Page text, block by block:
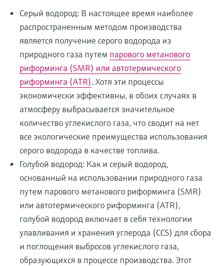
Серый водород: В настоящее время наиболее
распространенным методом производства
является получение серого водорода из
природного газа путем парового метанового
риформинга (SMR) или автотермического
риформинга (ATR). Хотя эти процессы
экономически эффективны, в обоих случаях в
атмосферу выбрасывается значительное
количество углекислого газа, что сводит на нет
все экологические преимущества использования
серого водорода в качестве топлива.
Голубой водород: Как и серый водород,
основанный на использовании природного газа
путем парового метанового риформинга (SMR)
или автотермического риформинга (ATR),
голубой водород включает в себя технологии
улавливания и хранения углерода (CCS) для сбора
и поглощения выбросов углекислого газа,
образующихся в процессе производства. Этот